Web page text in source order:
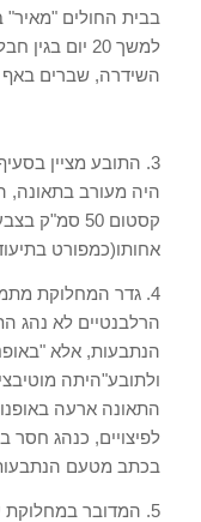
בבית החולים "מאיר"
למשך 20 יום בגין
השידרה, שברים באף
3. התובע מציין
היה מעורב בתאונה,
קסטום 50 סמ"ק
אחותו(כמפורט
4. גדר המחלוקת
הרלבנטיים לא נהג
הנתבעות, אלא "
ולתובע"היתה
התאונה ארעה
לפיצויים, כנהג חסר
בכתב מטעם
5. המדובר במחלוקת